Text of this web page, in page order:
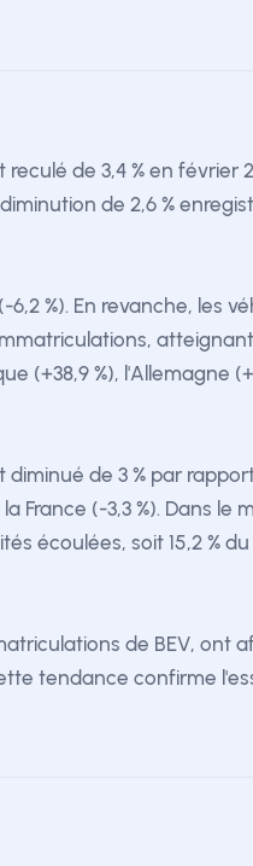
de 3,4 % en février
de 2,6 %
%). En revanche, les
atteignant
%), l'Allemagne
de 3 % par
France (-3,3 %). Dans le
écoulées, soit 15,2 %
de BEV, ont
tendance confirme